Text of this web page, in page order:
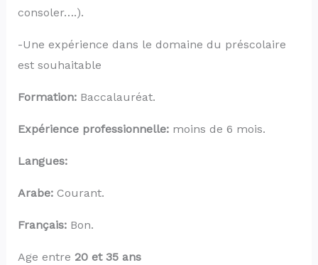
consoler….).
-Une expérience dans le domaine du préscolaire
est souhaitable
Formation:Baccalauréat.
Expérience professionnelle:moins de 6 mois.
Langues:
Arabe:Courant.
Français:Bon.
Age entre 20 et 35 ans